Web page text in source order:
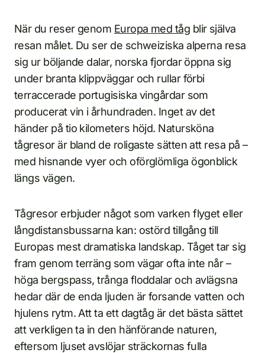
När du reser genom Europa med tåg blir själva
resan målet. Du ser de schweiziska alperna resa
sig ur böljande dalar, norska fjordar öppna sig
under branta klippväggar och rullar förbi
terrассerade portugisiska vingårdar som
producerat vin i århundraden. Inget av det
händer på tio kilometers höjd. Natursköna
tågresor är bland de roligaste sätten att resa på –
med hisnande vyer och oförglömliga ögonblick
längs vägen.
Tågresor erbjuder något som varken flyget eller
långdistansbussarna kan: ostörd tillgång till
Europas mest dramatiska landskap. Tåget tar sig
fram genom terräng som vägar ofta inte når –
höga bergspass, trånga floddalar och avlägsna
hedar där de enda ljuden är forsande vatten och
hjulens rytm. Att ta ett dagtåg är det bästa sättet
att verkligen ta in den hänförande naturen,
eftersom ljuset avslöjar sträckornas fulla